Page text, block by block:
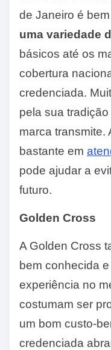
de Janeiro é
uma variedade
básicos até os
cobertura
credenciada.
pela sua
marca transmite.
bastante em
pode ajudar a
futuro.
Golden Cross
A Golden Cross
bem conhecida
experiência no
costumam ser
um bom custo-
credenciada